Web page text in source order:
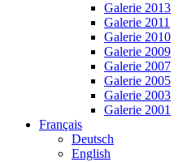
Galerie 2013
Galerie 2011
Galerie 2010
Galerie 2009
Galerie 2007
Galerie 2005
Galerie 2003
Galerie 2001
Français
Deutsch
English